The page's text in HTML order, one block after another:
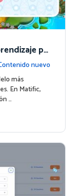
pe
nuevo
más
En Matific,
…